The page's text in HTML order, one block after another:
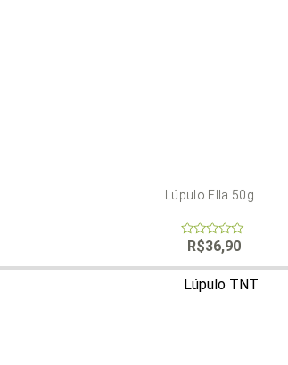
Lúpulo Ella 50g
out
of
5
R$36,90